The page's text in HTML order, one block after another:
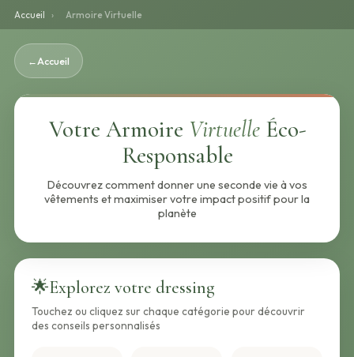
Accueil › Armoire Virtuelle
← Accueil
Votre Armoire VirtuelleÉco-
Responsable
Découvrez comment donner une seconde vie à vos
vêtements et maximiser votre impact positif pour la
planète
🌟Explorez votre dressing
Touchez ou cliquez sur chaque catégorie pour découvrir
des conseils personnalisés